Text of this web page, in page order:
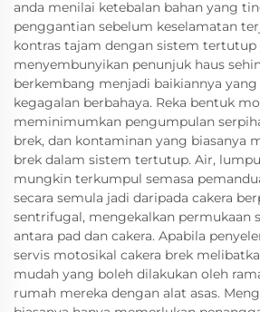
anda menilai ketebalan bahan yang
penggantian sebelum keselamatan
kontras tajam dengan sistem tertutup
menyembunyikan penunjuk haus
berkembang menjadi baikiannya
kegagalan berbahaya. Reka bentuk
meminimumkan pengumpulan
brek, dan kontaminan yang biasanya
brek dalam sistem tertutup. Air,
mungkin terkumpul semasa
secara semula jadi daripada cakera
sentrifugal, mengekalkan permukaan
antara pad dan cakera. Apabila
servis motosikal cakera brek
mudah yang boleh dilakukan oleh
rumah mereka dengan alat asas.